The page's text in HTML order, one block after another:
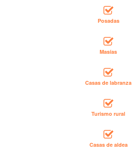
Posadas
Masías
Casas de labranza
Turismo rural
Casas de aldea